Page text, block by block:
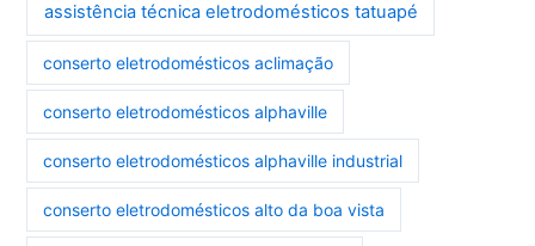
assistência técnica eletrodomésticos tatuapé
conserto eletrodomésticos aclimação
conserto eletrodomésticos alphaville
conserto eletrodomésticos alphaville industrial
conserto eletrodomésticos alto da boa vista